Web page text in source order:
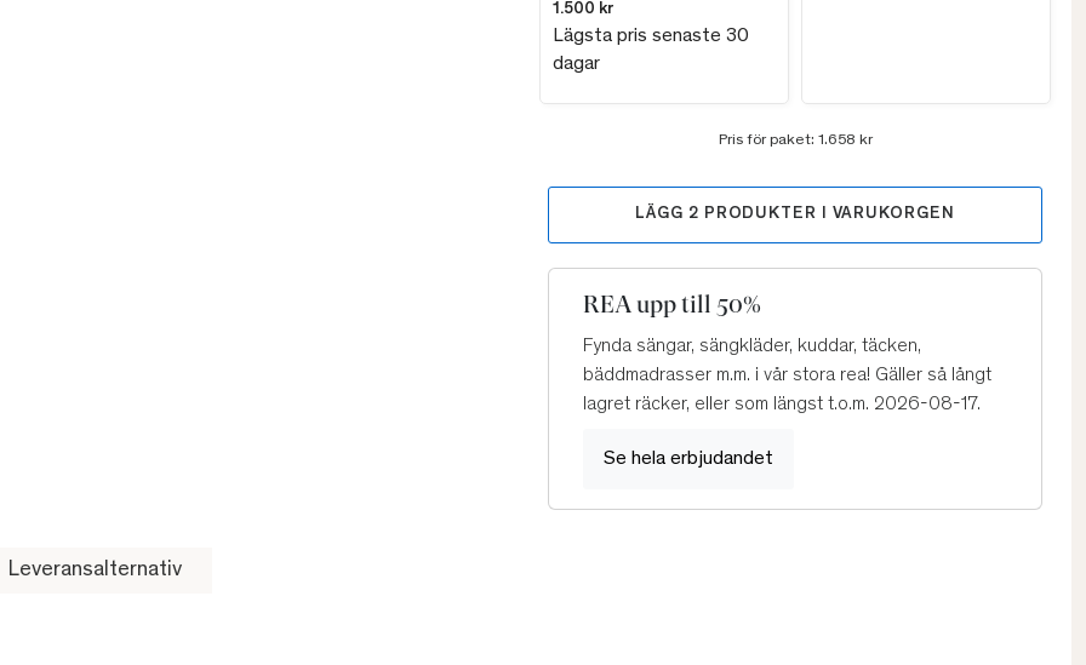
1.500 kr
Lägsta pris senaste 30
dagar
Pris för paket: 1.658 kr
LÄGG 2 PRODUKTER I VARUKORGEN
REA upp till 50%
Fynda sängar, sängkläder, kuddar, täcken,
bäddmadrasser m.m. i vår stora rea! Gäller så långt
lagret räcker, eller som längst t.o.m. 2026-08-17.
Se hela erbjudandet
Leveransalternativ